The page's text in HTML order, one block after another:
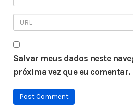
Salvar meus dados neste
próxima vez que eu comentar.